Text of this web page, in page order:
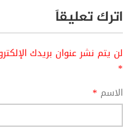
اترك تعليقاً
لن يتم نشر عنوان بريدك
*
الاسم *